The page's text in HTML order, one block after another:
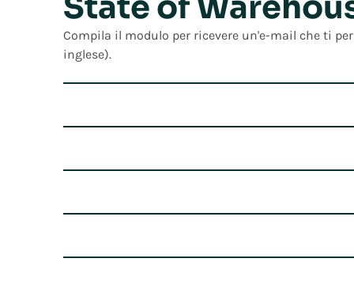
Compila il modulo per ricevere un'e-mail che ti
inglese).